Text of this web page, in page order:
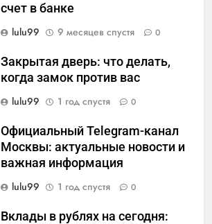
счет в банке
lulu99
9 месяцев спустя 0
Закрытая дверь: что делать,
когда замок против вас
lulu99
1 год спустя 0
Официальный Telegram-канал
Москвы: актуальные новости и
важная информация
lulu99
1 год спустя 0
Вклады в рублях на сегодня: